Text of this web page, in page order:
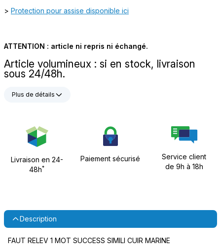
> Protection pour assise disponible ici
ATTENTION : article ni repris ni échangé.
Article volumineux : si en stock, livraison
sous 24/48h.
Plus de détails
Livraison en 24-
48h*
Paiement sécurisé
Service client
de 9h à 18h
Description
FAUT RELEV 1 MOT SUCCESS SIMILI CUIR MARINE